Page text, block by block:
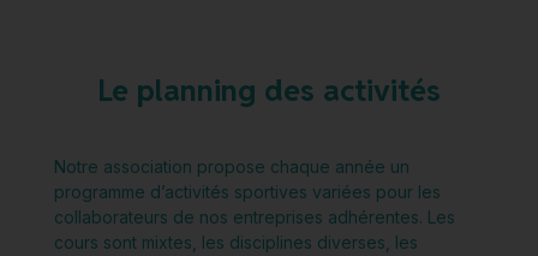
Le planning des activités
Notre association propose chaque année un
programme d’activités sportives variées pour les
collaborateurs de nos entreprises adhérentes. Les
cours sont mixtes, les disciplines diverses, les